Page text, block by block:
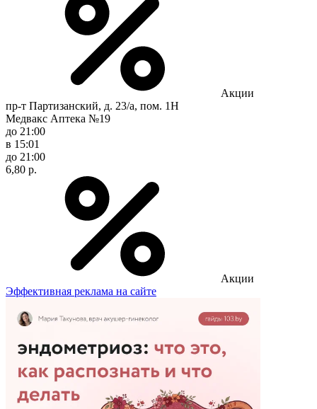
Акции
пр-т Партизанский, д. 23/а, пом. 1Н
Медвакс Аптека №19
до 21:00
в 15:01
до 21:00
6,80 р.
Акции
Эффективная реклама на сайте